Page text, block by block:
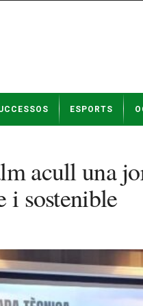
ESPORTS
acull una
i sostenible